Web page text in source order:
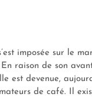
imposée sur le
En raison de son
est devenue,
de café. Il